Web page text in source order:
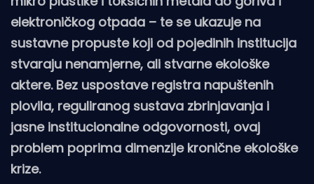
elektroničkog otpada – te se ukazuje na
sustavne propuste koji od pojedinih institucija
stvaraju nenamjerne, ali stvarne ekološke
aktere. Bez uspostave registra napuštenih
plovila, reguliranog sustava zbrinjavanja i
jasne institucionalne odgovornosti, ovaj
problem poprima dimenzije kronične ekološke
krize.